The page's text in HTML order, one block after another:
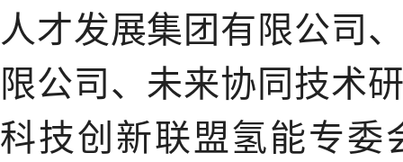
人才发展集团有限公司
限公司、未来协同技术
科技创新联盟氢能专